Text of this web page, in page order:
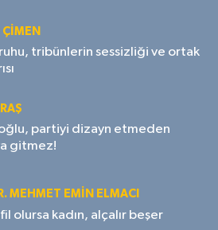
ruhu, tribünlerin sessizliği ve ortak
partiyi dizayn etmeden
gitmez!
MEHMET EMIN ELMACI
olursa kadın, alçalır beşer